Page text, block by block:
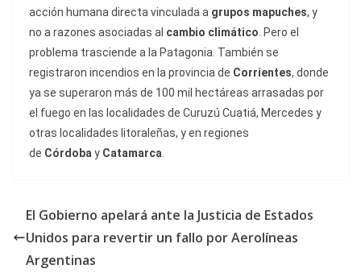
acción humana directa vinculada a grupos mapuches, y
no a razones asociadas al cambio climático. Pero el
problema trasciende a la Patagonia. También se
registraron incendios en la provincia de Corrientes, donde
ya se superaron más de 100 mil hectáreas arrasadas por
el fuego en las localidades de Curuzú Cuatiá, Mercedes y
otras localidades litoraleñas, y en regiones
de Córdobay Catamarca.
El Gobierno apelará ante la Justicia de Estados
Unidos para revertir un fallo por Aerolíneas
Argentinas